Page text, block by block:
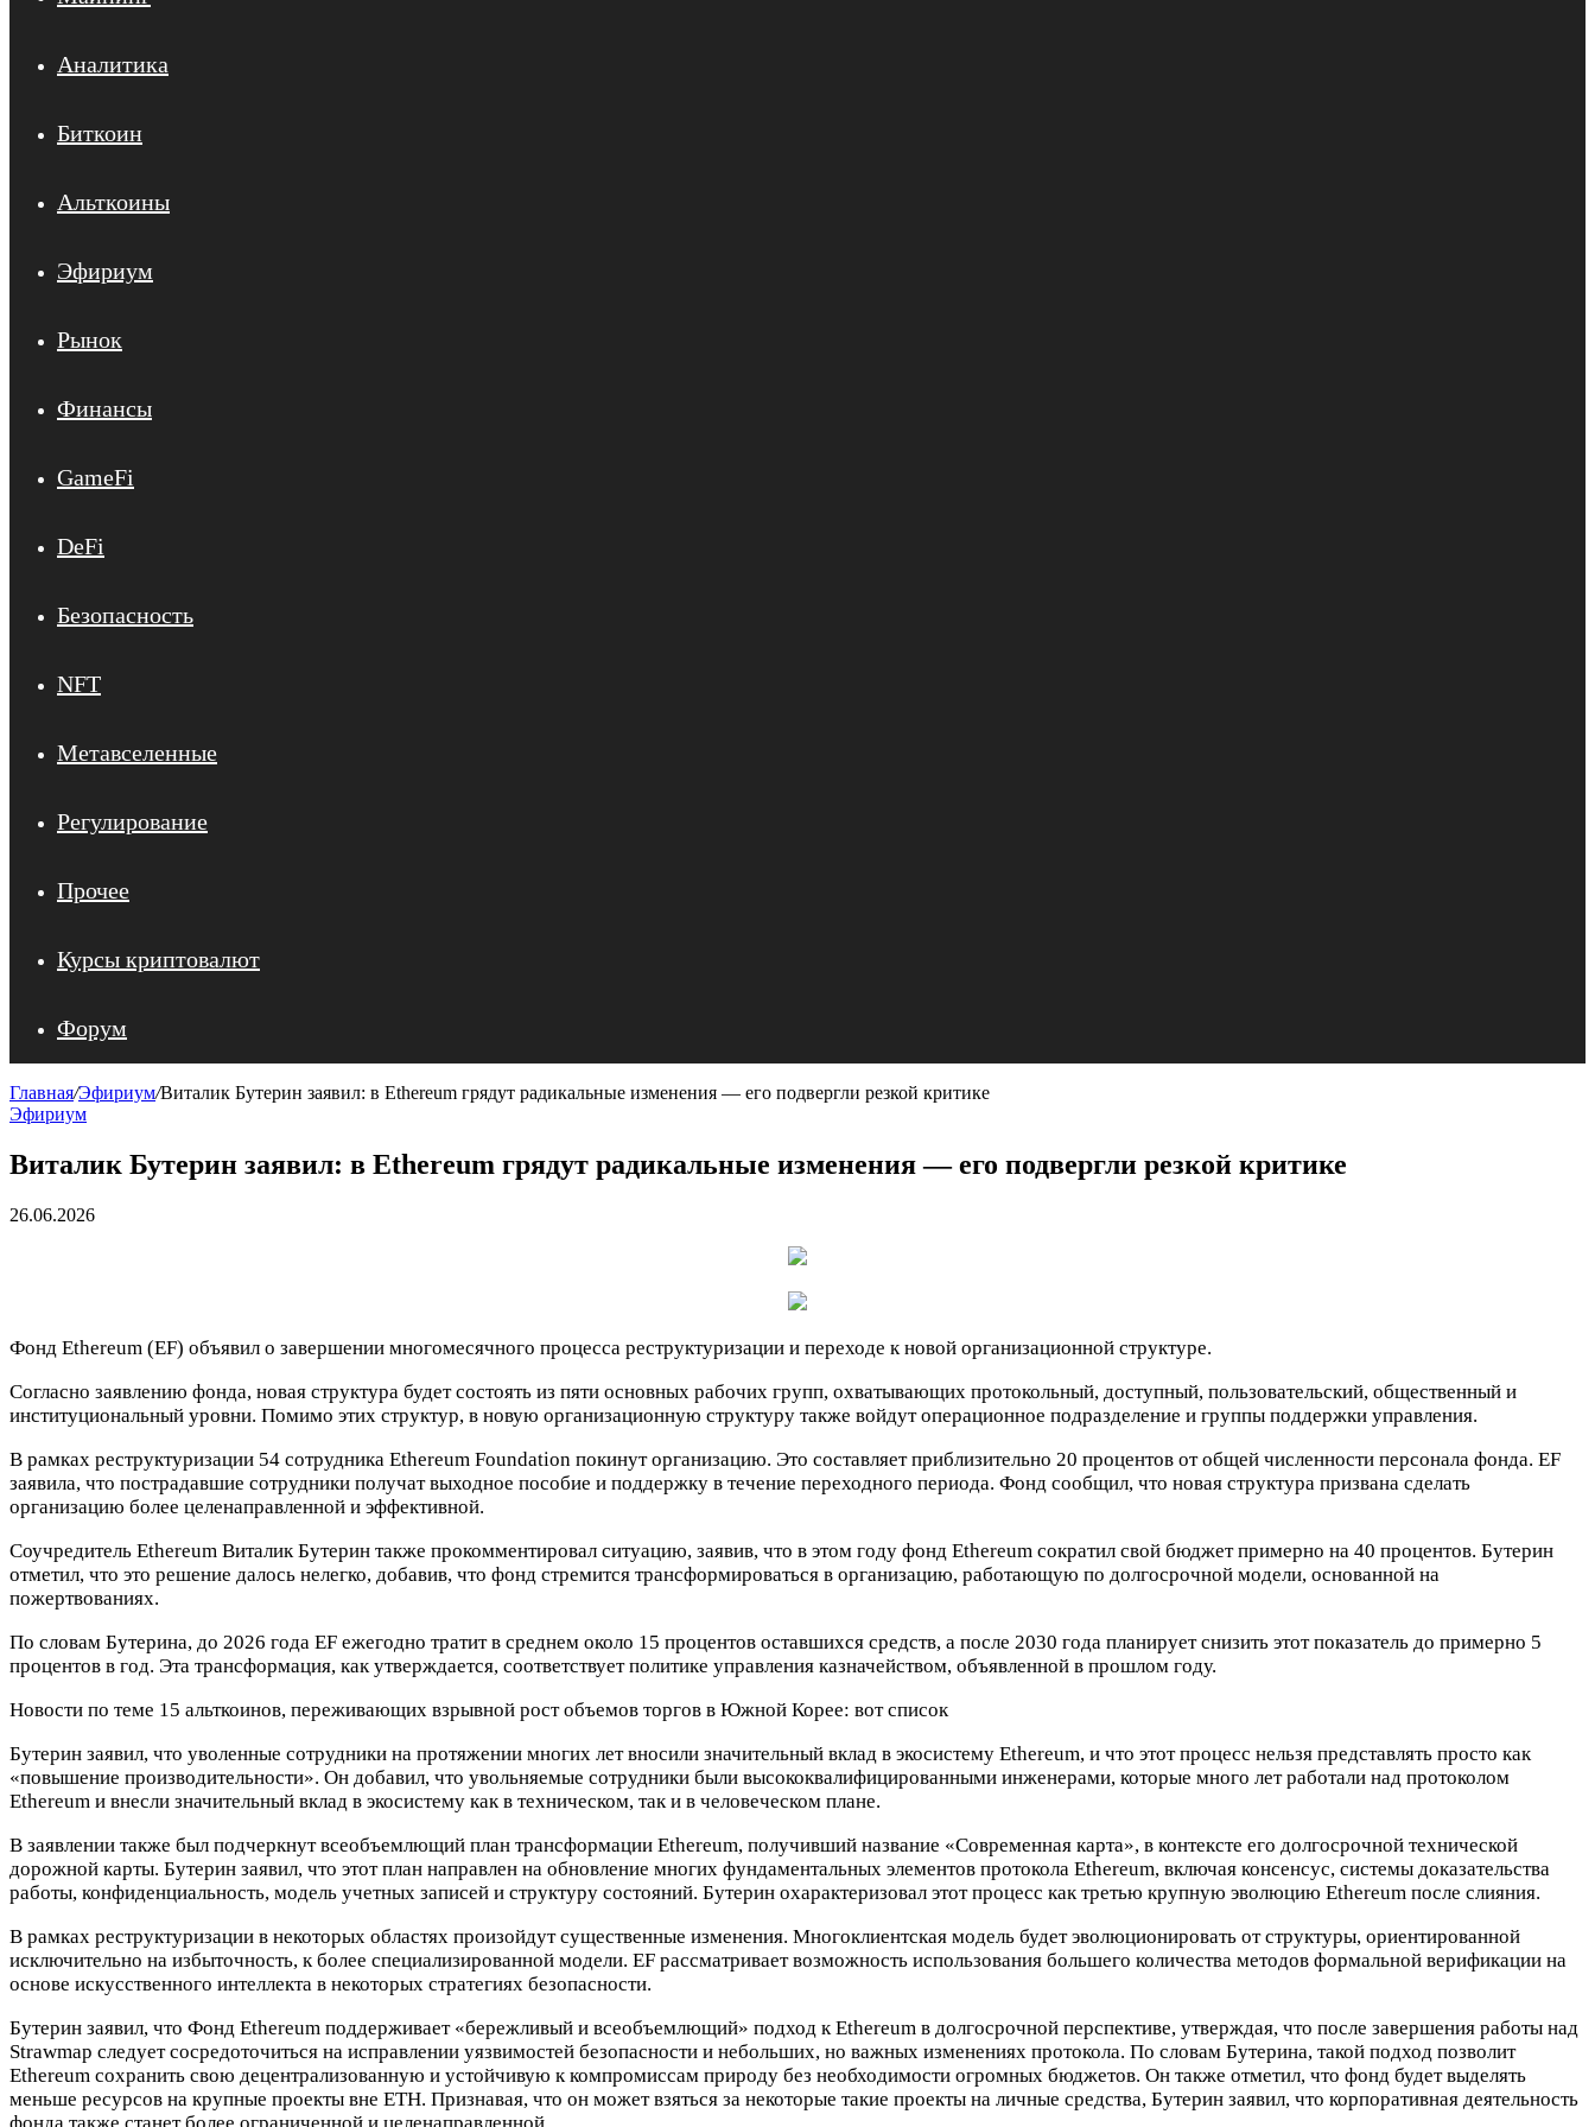
Аналитика
Биткоин
Альткоины
Эфириум
Рынок
Финансы
GameFi
DeFi
Безопасность
NFT
Метавселенные
Регулирование
Прочее
Курсы криптовалют
Форум
Главная/Эфириум/Виталик Бутерин заявил: в Ethereum грядут радикальные изменения — его подвергли резкой критике
Эфириум
Виталик Бутерин заявил: в Ethereum грядут радикальные изменения — его подвергли резкой критике
26.06.2026
Фонд Ethereum (EF) объявил о завершении многомесячного процесса реструктуризации и переходе к новой организационной структуре.
Согласно заявлению фонда, новая структура будет состоять из пяти основных рабочих групп, охватывающих протокольный, доступный, пользовательский, общественный и
институциональный уровни. Помимо этих структур, в новую организационную структуру также войдут операционное подразделение и группы поддержки управления.
В рамках реструктуризации 54 сотрудника Ethereum Foundation покинут организацию. Это составляет приблизительно 20 процентов от общей численности персонала фонда. EF
заявила, что пострадавшие сотрудники получат выходное пособие и поддержку в течение переходного периода. Фонд сообщил, что новая структура призвана сделать
организацию более целенаправленной и эффективной.
Соучредитель Ethereum Виталик Бутерин также прокомментировал ситуацию, заявив, что в этом году фонд Ethereum сократил свой бюджет примерно на 40 процентов. Бутерин
отметил, что это решение далось нелегко, добавив, что фонд стремится трансформироваться в организацию, работающую по долгосрочной модели, основанной на
пожертвованиях.
По словам Бутерина, до 2026 года EF ежегодно тратит в среднем около 15 процентов оставшихся средств, а после 2030 года планирует снизить этот показатель до примерно 5
процентов в год. Эта трансформация, как утверждается, соответствует политике управления казначейством, объявленной в прошлом году.
Новости по теме 15 альткоинов, переживающих взрывной рост объемов торгов в Южной Корее: вот список
Бутерин заявил, что уволенные сотрудники на протяжении многих лет вносили значительный вклад в экосистему Ethereum, и что этот процесс нельзя представлять просто как
«повышение производительности». Он добавил, что увольняемые сотрудники были высококвалифицированными инженерами, которые много лет работали над протоколом
Ethereum и внесли значительный вклад в экосистему как в техническом, так и в человеческом плане.
В заявлении также был подчеркнут всеобъемлющий план трансформации Ethereum, получивший название «Современная карта», в контексте его долгосрочной технической
дорожной карты. Бутерин заявил, что этот план направлен на обновление многих фундаментальных элементов протокола Ethereum, включая консенсус, системы доказательства
работы, конфиденциальность, модель учетных записей и структуру состояний. Бутерин охарактеризовал этот процесс как третью крупную эволюцию Ethereum после слияния.
В рамках реструктуризации в некоторых областях произойдут существенные изменения. Многоклиентская модель будет эволюционировать от структуры, ориентированной
исключительно на избыточность, к более специализированной модели. EF рассматривает возможность использования большего количества методов формальной верификации на
основе искусственного интеллекта в некоторых стратегиях безопасности.
Бутерин заявил, что Фонд Ethereum поддерживает «бережливый и всеобъемлющий» подход к Ethereum в долгосрочной перспективе, утверждая, что после завершения работы над
Strawmap следует сосредоточиться на исправлении уязвимостей безопасности и небольших, но важных изменениях протокола. По словам Бутерина, такой подход позволит
Ethereum сохранить свою децентрализованную и устойчивую к компромиссам природу без необходимости огромных бюджетов. Он также отметил, что фонд будет выделять
меньше ресурсов на крупные проекты вне ETH. Признавая, что он может взяться за некоторые такие проекты на личные средства, Бутерин заявил, что корпоративная деятельность